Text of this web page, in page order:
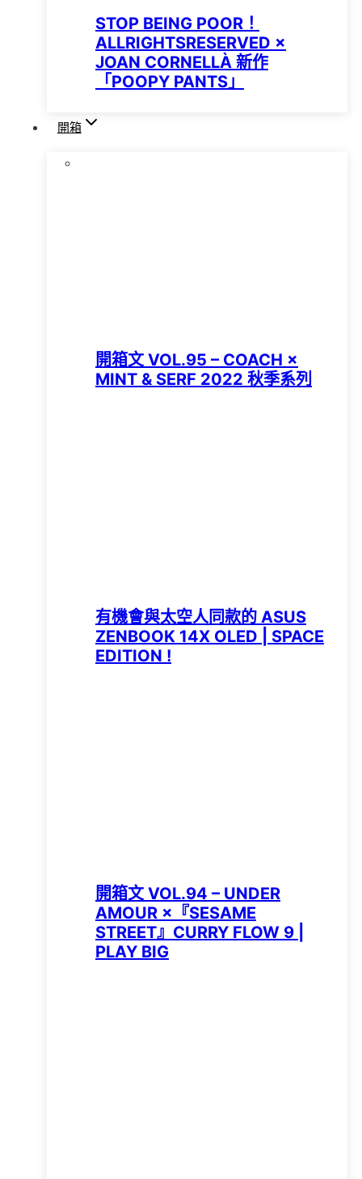
STOP BEING POOR！
ALLRIGHTSRESERVED ×
JOAN CORNELLÀ 新作
「POOPY PANTS」
開箱
開箱文 VOL.95 – COACH ×
MINT & SERF 2022 秋季系列
有機會與太空人同款的 ASUS
ZENBOOK 14X OLED | SPACE
EDITION !
開箱文 VOL.94 – UNDER
AMOUR ×『SESAME
STREET』CURRY FLOW 9 |
PLAY BIG